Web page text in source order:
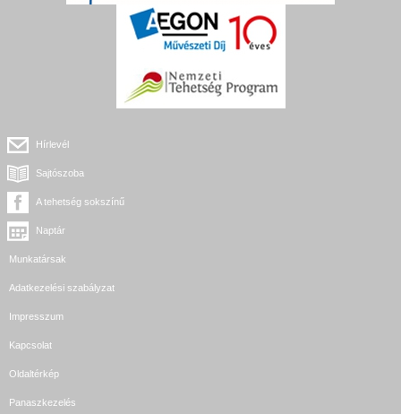
Hírlevél
Sajtószoba
A tehetség sokszínű
Naptár
Munkatársak
Adatkezelési szabályzat
Impresszum
Kapcsolat
Oldaltérkép
Panaszkezelés